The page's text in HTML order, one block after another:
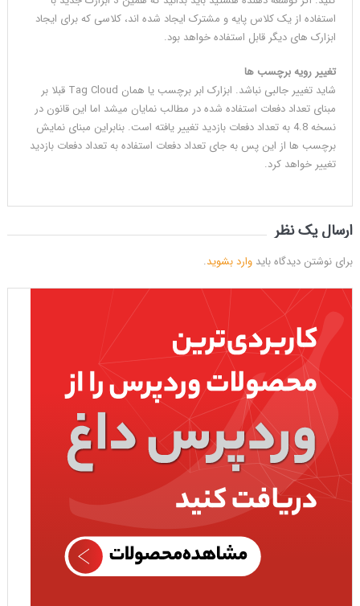
استفاده از یک کلاس پایه و مشترک ایجاد شده اند، کلاسی که برای ایجاد
ابزارک های دیگر قابل استفاده خواهد بود.
تغییر رویه برچسب ها
شاید تغییر جالبی نباشد. ابزارک ابر برچسب یا همان Tag Cloud قبلا بر
مبنای تعداد دفعات استفاده شده در مطالب نمایان میشد اما این قانون در
نسخه 4.8 به تعداد دفعات بازدید تغییر یافته است. بنابراین مبنای نمایش
برچسب ها از این پس به جای تعداد دفعات استفاده به تعداد دفعات بازدید
تغییر خواهد کرد.
ارسال یک نظر
برای نوشتن دیدگاه باید وارد بشوید.